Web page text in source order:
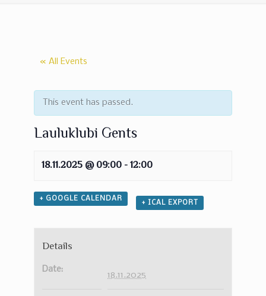
« All Events
This event has passed.
Lauluklubi Gents
18.11.2025 @ 09:00- 12:00
+ GOOGLE CALENDAR
+ ICAL EXPORT
Details
Date:
18.11.2025